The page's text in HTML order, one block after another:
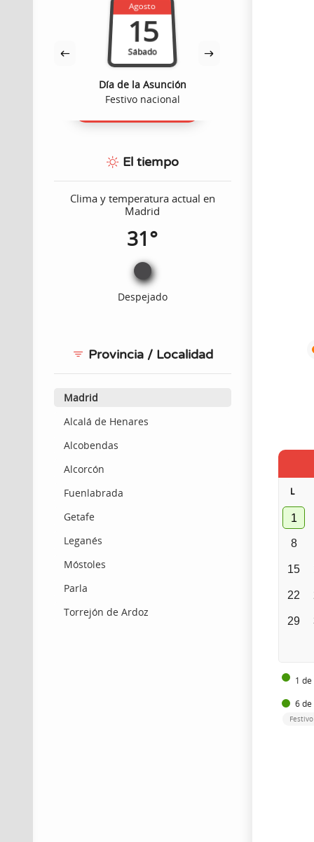
L
1
8
15
22
29
1
6 de
Agosto
15
Sábado
Día de la Asunción
Festivo nacional
Fiesta
El tiempo
Clima y temperatura actual en
Madrid
31°
Despejado
Provincia / Localidad
Madrid
Alcalá de Henares
Alcobendas
Alcorcón
Fuenlabrada
Getafe
Leganés
Móstoles
Parla
Torrejón de Ardoz